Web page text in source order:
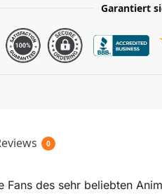
Garantiert
0
des sehr beliebten